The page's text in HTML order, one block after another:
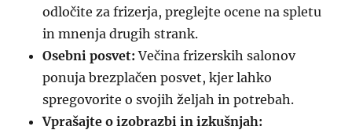
odločite za frizerja, preglejte ocene na spletu
in mnenja drugih strank.
Osebni posvet: Večina frizerskih salonov
ponuja brezplačen posvet, kjer lahko
spregovorite o svojih željah in potrebah.
Vprašajte o izobrazbi in izkušnjah: